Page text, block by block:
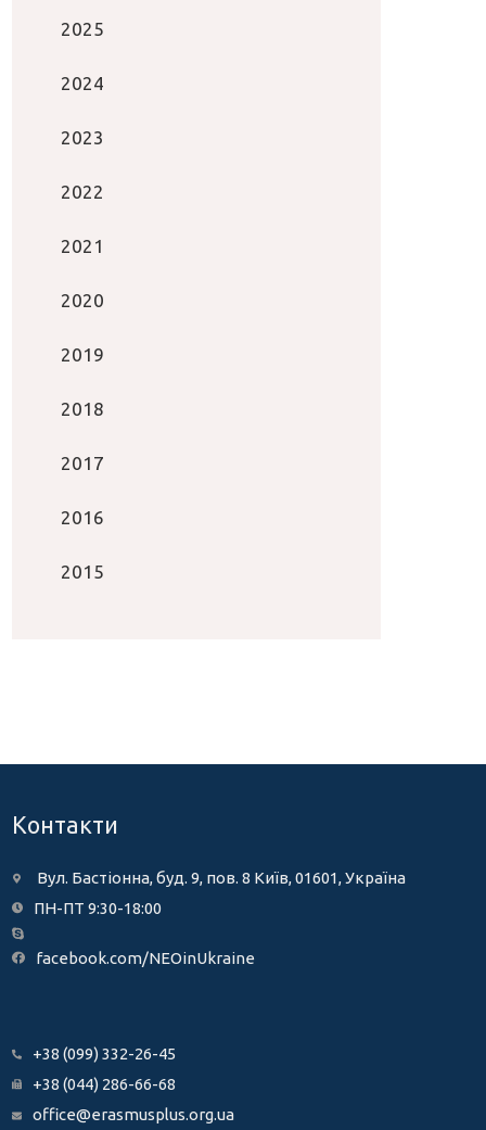
2025
2024
2023
2022
2021
2020
2019
2018
2017
2016
2015
Контакти
Вул. Бастіонна, буд. 9, пов. 8 Київ, 01601, Україна
ПН-ПТ 9:30-18:00
facebook.com/NEOinUkraine
+38 (099) 332-26-45
+38 (044) 286-66-68
office@erasmusplus.org.ua